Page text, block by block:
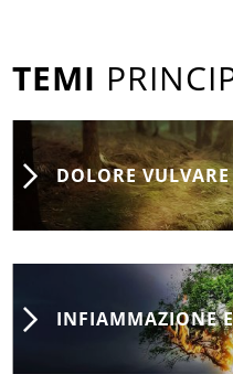
TEMI
DOLORE VULVARE
INFIAMMAZIONE